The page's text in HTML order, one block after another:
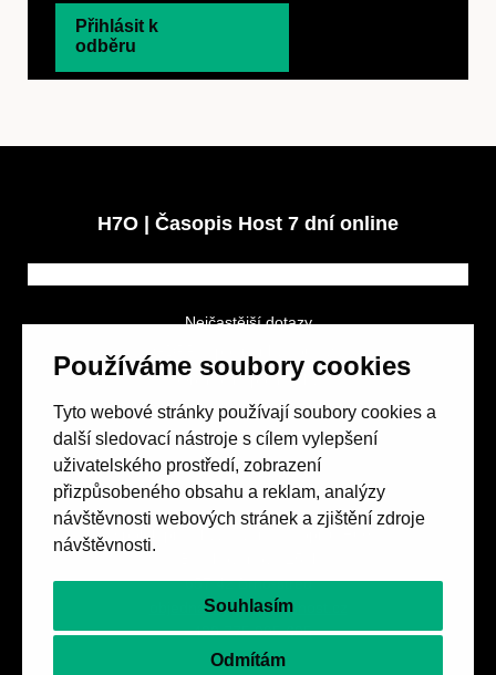
Používáme soubory cookies
Tyto webové stránky používají soubory cookies a
další sledovací nástroje s cílem vylepšení
uživatelského prostředí, zobrazení
přizpůsobeného obsahu a reklam, analýzy
návštěvnosti webových stránek a zjištění zdroje
návštěvnosti.
Souhlasím
Odmítám
Přihlásit k
odběru
H7O | Časopis Host 7 dní online
Nejčastější dotazy
Obchodní podmínky
Spolek přátel vydávání
657 42 Brno-střed
objednavky@casopishost.cz
+420 775 995 695